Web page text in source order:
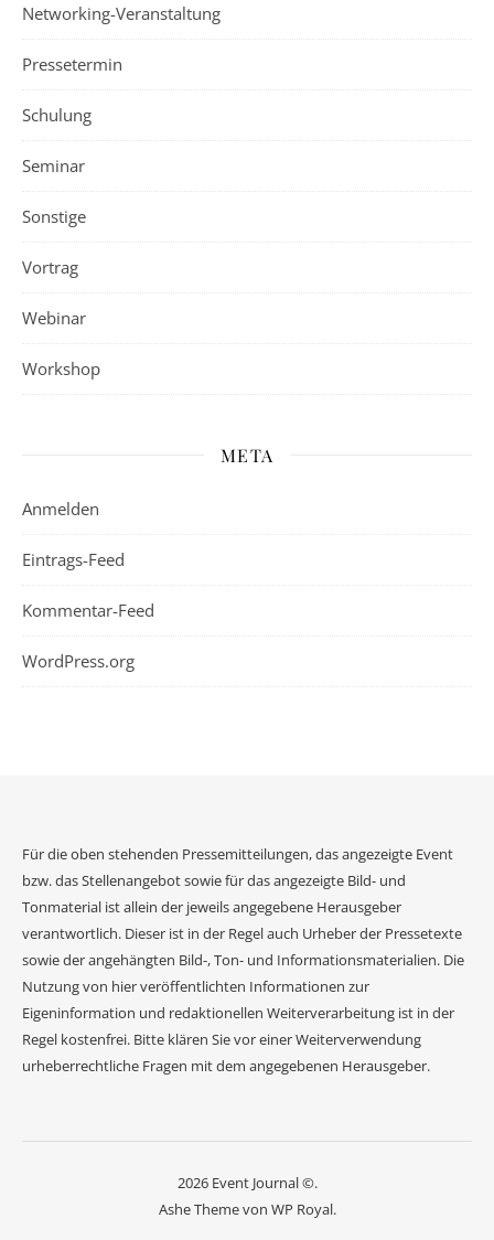
Networking-Veranstaltung
Pressetermin
Schulung
Seminar
Sonstige
Vortrag
Webinar
Workshop
META
Anmelden
Eintrags-Feed
Kommentar-Feed
WordPress.org
Für die oben stehenden Pressemitteilungen, das angezeigte Event
bzw. das Stellenangebot sowie für das angezeigte Bild- und
Tonmaterial ist allein der jeweils angegebene Herausgeber
verantwortlich. Dieser ist in der Regel auch Urheber der Pressetexte
sowie der angehängten Bild-, Ton- und Informationsmaterialien. Die
Nutzung von hier veröffentlichten Informationen zur
Eigeninformation und redaktionellen Weiterverarbeitung ist in der
Regel kostenfrei. Bitte klären Sie vor einer Weiterverwendung
urheberrechtliche Fragen mit dem angegebenen Herausgeber.
2026 Event Journal ©.
Ashe Theme von WP Royal.